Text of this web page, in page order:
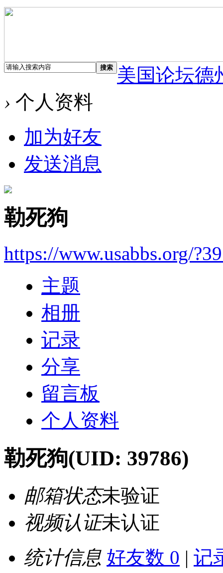
搜索
美国论坛德
› 个人资料
加为好友
发送消息
勒死狗
https://www.usabbs.org/
主题
相册
记录
分享
留言板
个人资料
勒死狗(UID: 39786)
邮箱状态未验证
视频认证未认证
统计信息 好友数 0 | 记